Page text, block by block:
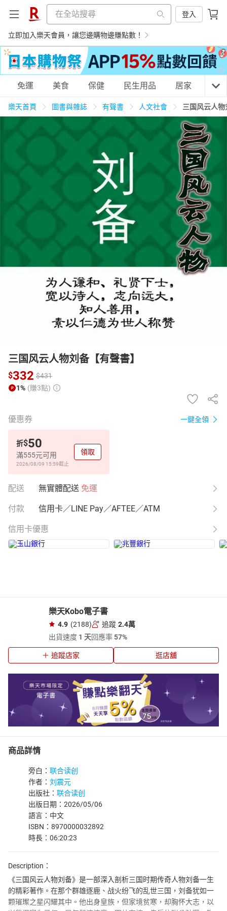
登入
立即加入樂天會員，讓您邊購物邊賺點數！
購物網分類
天天免運 養生保健 民生用品
親子玩具
男裝 化妝保養 情趣用品
免運 美食 保健 民生用品 居家 3C
樂天首頁 圖書與雜誌 有聲書 人文社會 三国风云人
三国风云人物刘备【有聲書】
$332 $431
1% (賺3點)
優惠券 一鍵全領
折$50
滿555元可用
2026/08/09 15:59截止
領取
配送 無實體配送 免運
付款 信用卡／LINE Pay／AFTEE／ATM
信用卡優惠
樂天Kobo電子書
4.9 (2188) 追蹤 2.4萬
出貨速度 1 天回應率57%
追蹤店家 逛店舖
商品詳情
旁白： 联合读创
作者： 刘震元
出版社： 联合读创
出版日期：2026/05/06
語言：中文
ISBN：8970000032892
時長：06:20:23
Description：
《三国风云人物刘备》是一部深入剖析三国时期传奇人物刘备一生
的精彩著作。在那个群雄逐鹿、战火纷飞的乱世三国，刘备犹如一
颗璀璨之星闪耀其中。他出身皇族，但家境贫寒，却胸怀大志，以